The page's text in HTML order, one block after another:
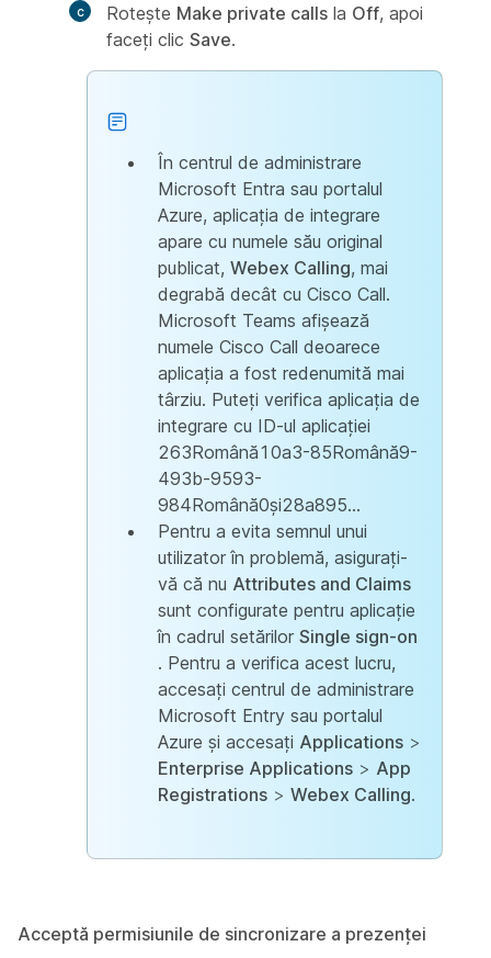
Rotește Make private calls la Off, apoi
faceți clic Save.
În centrul de administrare
Microsoft Entra sau portalul
Azure, aplicația de integrare
apare cu numele său original
publicat, Webex Calling, mai
degrabă decât cu Cisco Call.
Microsoft Teams afișează
numele Cisco Call deoarece
aplicația a fost redenumită mai
târziu. Puteți verifica aplicația de
integrare cu ID-ul aplicației
263Română10a3-85Română9-
493b-9593-
984Română0și28a895...
Pentru a evita semnul unui
utilizator în problemă, asigurați-
vă că nu Attributes and Claims
sunt configurate pentru aplicație
în cadrul setărilor Single sign-on
. Pentru a verifica acest lucru,
accesați centrul de administrare
Microsoft Entry sau portalul
Azure și accesați Applications >
Enterprise Applications > App
Registrations > Webex Calling.
Acceptă permisiunile de sincronizare a prezenței